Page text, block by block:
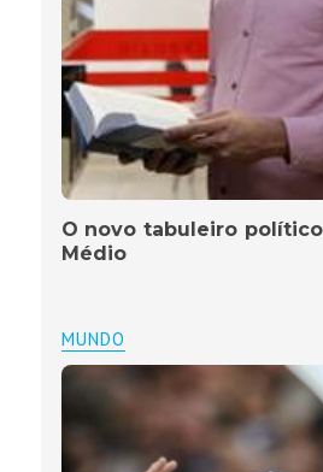
O novo tabuleiro
Médio
MUNDO